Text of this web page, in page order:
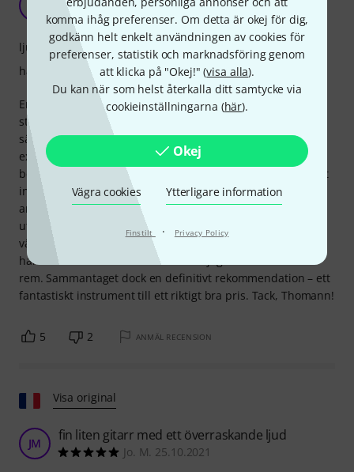
komma ihåg preferenser. Om detta är okej för dig,
godkänn helt enkelt användningen av cookies för
preferenser, statistik och marknadsföring genom
att klicka på "Okej!" (visa alla).
Du kan när som helst återkalla ditt samtycke via
cookieinställningarna (här).
Okej
Vägra cookies Ytterligare information
Finstilt · Privacy Policy
Barde Tolean 08.02.2018
En verkligt imponerande luta av exceptionell kvalitet med
stålsträngar. Instrumentet håller sin stämning väl, är inte
särskilt känsligt för temperaturfluktuationer och är
exceptionellt välgjort rakt igenom. Efter några veckor
behövde bara halsen en liten justering; sedan dess har det
inte hörts något surrande alls, inte ens vid en stark
anslagseffekt. De enda mindre nackdelarna är den ganska
utpräglade krökningen av kroppen, vilket tar lite tid att
vänja sig vid, och den medföljande gigbagen passar som
hand i handske – det är nästan omöjligt att ens få in en
rem. Sammantaget dock en definitivt rekommendation – ett
fantastiskt instrument till ett riktigt bra pris. Tack, Thomann!
ljud
hantverkskvalitet
5 2 ANMÄL RECENSION
Visa original
JM fin liten gitarr med ett överraskande ljud
Jo. M. 25.10.2021